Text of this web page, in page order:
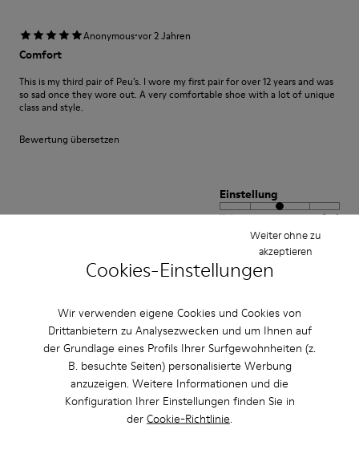
Cookies-Einstellungen
Wir verwenden eigene Cookies und Cookies von
Drittanbietern zu Analysezwecken und um Ihnen auf
der Grundlage eines Profils Ihrer Surfgewohnheiten (z.
B. besuchte Seiten) personalisierte Werbung
anzuzeigen. Weitere Informationen und die
Konfiguration Ihrer Einstellungen finden Sie in
der Cookie-Richtlinie.
Weiter ohne zu
akzeptieren
Anonymous·vor 2 Jahren
Comfort
This is my third pair of Peu’s. I wore my first pair for over 12 years and was
so sad once they wore out. A very comfortable shoe with a lot of unique
class and style.
Bewertung übersetzen
Einstellung
Klein Groß
Breite
satisfaction xxxxxxxxxxxxxxxxxxxxxxxxxxxxxxxxxxxxx
positif xxxxxxxxxxxxxxxxxxxxxxxxxxxxxxxxxxxxxxxxx
Bewertung übersetzen